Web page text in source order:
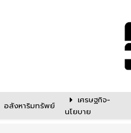
อสังหาริมทรัพย์
เศรษฐกิจ-
นโยบาย